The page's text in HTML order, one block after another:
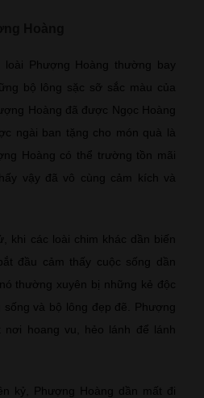
Phượng Hoàng thường bay
bộ lông sặc sỡ sắc màu của
Hoàng đã được Ngọc Hoàng
ngài ban tặng cho món quà là
Hoàng có thể trường tồn mãi
vậy đã vô cùng cảm kích và
khi các loài chim khác dần biến
đầu cảm thấy cuộc sống dần
thường xuyên bị những kẻ độc
và bộ lông đẹp đẽ. Phượng
nơi hoang vu, hẻo lánh để lánh
kỷ, Phượng Hoàng dần mất đi